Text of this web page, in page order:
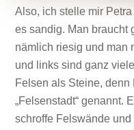
Also, ich stelle mir
es sandig. Man braucht
nämlich riesig und man
und links sind ganz
Felsen als Steine,
„Felsenstadt“ genannt.
schroffe Felswände